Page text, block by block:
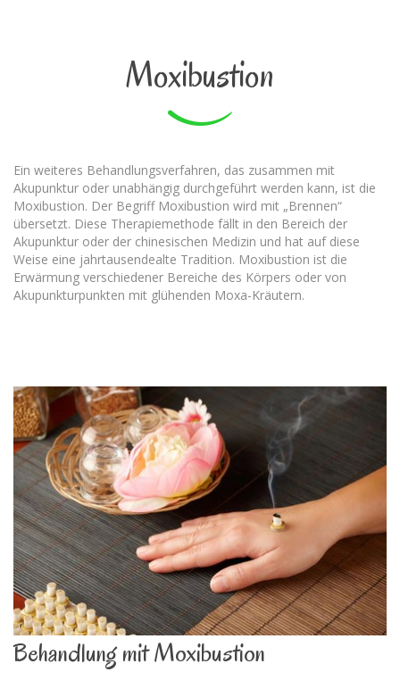
Moxibustion
Ein weiteres Behandlungsverfahren, das zusammen mit
Akupunktur oder unabhängig durchgeführt werden kann, ist die
Moxibustion. Der Begriff Moxibustion wird mit „Brennen“
übersetzt. Diese Therapiemethode fällt in den Bereich der
Akupunktur oder der chinesischen Medizin und hat auf diese
Weise eine jahrtausendealte Tradition. Moxibustion ist die
Erwärmung verschiedener Bereiche des Körpers oder von
Akupunkturpunkten mit glühenden Moxa-Kräutern.
Behandlung mit Moxibustion